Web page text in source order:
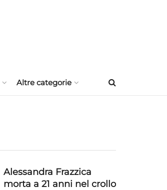
Altre categorie
Alessandra Frazzica
morta a 21 anni nel crollo